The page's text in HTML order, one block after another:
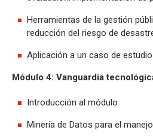
Herramientas de la gestión
reducción del riesgo de
Aplicación a un caso de
Módulo 4: Vanguardia
Introducción al módulo
Minería de Datos para el